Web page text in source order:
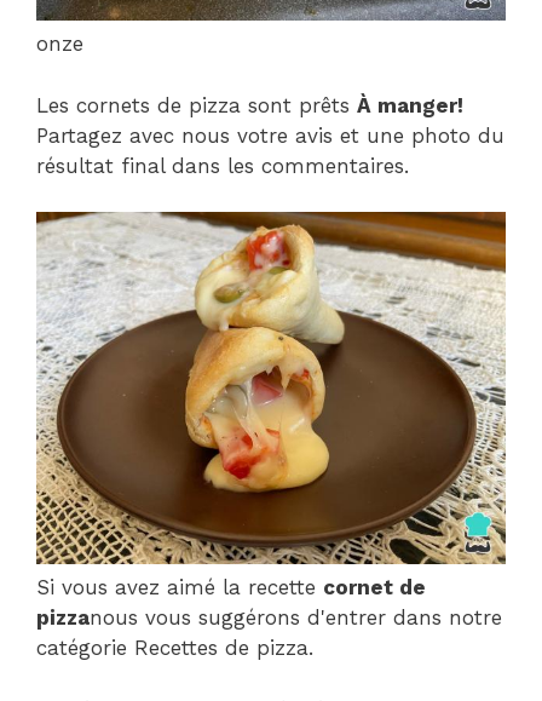
onze
Les cornets de pizza sont prêts À manger!
Partagez avec nous votre avis et une photo du
résultat final dans les commentaires.
Si vous avez aimé la recette cornet de
pizzanous vous suggérons d'entrer dans notre
catégorie Recettes de pizza.